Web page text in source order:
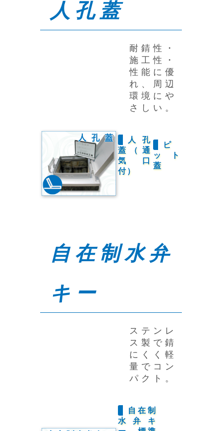
人孔蓋
耐錆性・
施工性・
性能に優
れ、周辺
環境にや
さしい。
人孔
蓋（通
気口
付）
ピ
ット
蓋
自在制水弁
キー
ステンレ
ス製で錆
にくく軽
量でコン
パクト。
自在制
水弁キ